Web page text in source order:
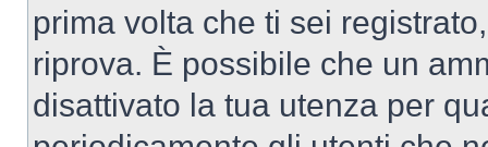
prima volta che ti sei
riprova. È possibile che un
disattivato la tua utenza per